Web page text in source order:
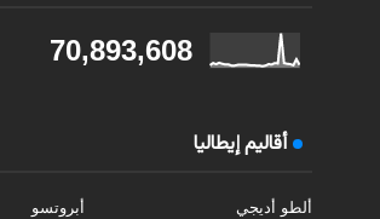
70,893,608
أقاليم إيطاليا
ألطو أديجي
أبروتسو